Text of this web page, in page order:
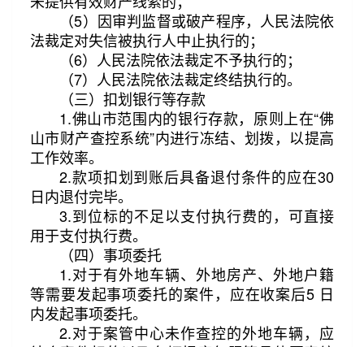
（5）因审判监督或破产程序，人民法院依
法裁定对失信被执行人中止执行的；
（6）人民法院依法裁定不予执行的；
（7）人民法院依法裁定终结执行的。
（三）扣划银行等存款
1.佛山市范围内的银行存款，原则上在“佛
山市财产查控系统”内进行冻结、划拨，以提高
工作效率。
2.款项扣划到账后具备退付条件的应在30
日内退付完毕。
3.到位标的不足以支付执行费的，可直接
用于支付执行费。
（四）事项委托
1.对于有外地车辆、外地房产、外地户籍
等需要发起事项委托的案件，应在收案后5 日
内发起事项委托。
2.对于案管中心未作查控的外地车辆，应